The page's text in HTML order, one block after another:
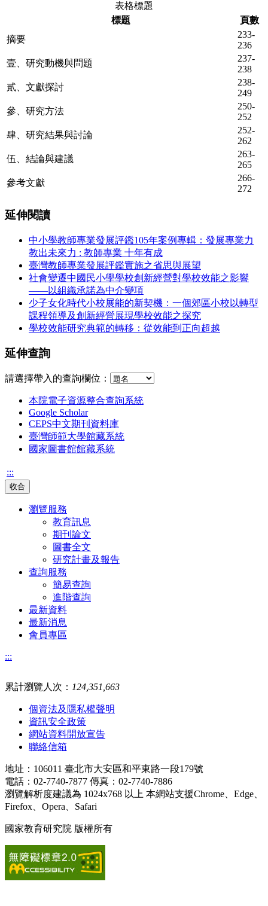
表格標題
標題
頁數
摘要
233-
236
壹、研究動機與問題
237-
238
貳、文獻探討
238-
249
參、研究方法
250-
252
肆、研究結果與討論
252-
262
伍、結論與建議
263-
265
參考文獻
266-
272
延伸閱讀
中小學教師專業發展評鑑105年案例專輯：發展專業力
教出未來力 : 教師專業 十年有成
臺灣教師專業發展評鑑實施之省思與展望
社會變遷中國民小學學校創新經營對學校效能之影響
——以組織承諾為中介變項
少子女化時代小校展能的新契機：一個郊區小校以轉型
課程領導及創新經營展現學校效能之探究
學校效能研究典範的轉移：從效能到正向超越
延伸查詢
請選擇帶入的查詢欄位：
本院電子資源整合查詢系統
Google Scholar
CEPS中文期刊資料庫
臺灣師範大學館藏系統
國家圖書館館藏系統
:::
收合
瀏覽服務
教育訊息
期刊論文
圖書全文
研究計畫及報告
查詢服務
簡易查詢
進階查詢
最新資料
最新消息
會員專區
:::
累計瀏覽人次： 124,351,663
個資法及隱私權聲明
資訊安全政策
網站資料開放宣告
聯絡信箱
地址：106011 臺北市大安區和平東路一段179號
電話：02-7740-7877 傳真：02-7740-7886
瀏覽解析度建議為 1024x768 以上 本網站支援Chrome、Edge、
Firefox、Opera、Safari
國家教育研究院 版權所有